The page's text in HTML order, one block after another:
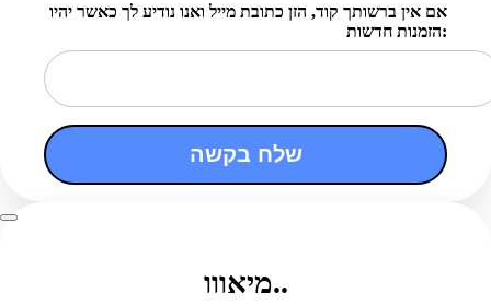
אם אין ברשותך קוד, הזן כתובת מייל ואנו נודיע לך כאשר יהיו
הזמנות חדשות:
שלח בקשה
מיאווו..